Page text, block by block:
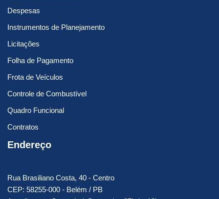
Despesas
Instrumentos de Planejamento
Licitações
Folha de Pagamento
Frota de Veículos
Controle de Combustível
Quadro Funcional
Contratos
Endereço
Rua Brasiliano Costa, 40 - Centro
CEP: 58255-000 - Belém / PB